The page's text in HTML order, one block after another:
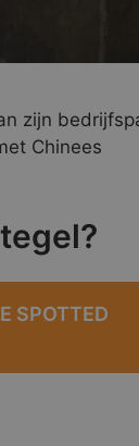
zijn
Chinees
SPOTTED